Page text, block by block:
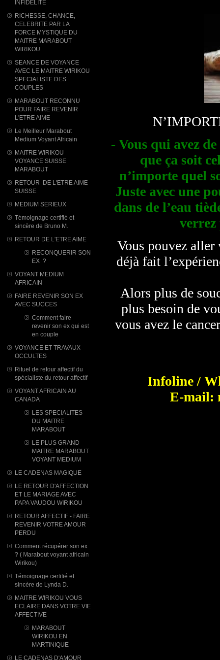
INFIDELITE
RICHESSE, CHANCE,
CELEBRITE PAR LA
FORCE MYSTIQUE DU
MAITRE MARABOUT
WIRIKOU
SEANCE DE VOYANCE
AVEC LE MAITRE WIRIKOU
SPECIALISTE DES
COUPLES
MARABOUT RECONNU
POUR FAIRE REVENIR
L'ETRE AIME
Le Meilleur Marabout
Medium Voyant Africain
MAITRE WIRIKOU
VOYANCE SUISSE
MARABOUT
RETOUR DE L'ETRE AIME
SUISSE
MEDIUM SERIEUX
Témoignage certifié et
sincère de Bruno M.
RETOUR DE L'ETRE AIME
RECONQUERIR SON
EX ?
VOYANT MEDIUM
AFRICAIN
FAIRE REVENIR SON EX
AVEC SUCCES
Comment faire
revenir son ex qui est
en couple
VOYANCE ET TRAVAUX
OCCULTES
Rituel de retour affectif du
spécialiste du retour affectif
VOYANT AFRICAIN AU
CANADA
LES SPECIALITES
DU MAITRE
MARABOUT
LE PLUS GRAND
MAITRE MARABOUT
VOYANT MEDIUM
LE CADENAS MAGIQUE
LE RETOUR D'AFFECTION
ET LE MARIAGE AVEC
PAPA VAUDOU WIRIKOU
RETOUR AFFECTIF - FAIRE
REVENIR VOTRE AMOUR
PERDU
Comment récupérer son ex
? ( Marabout voyant africain
Wirikou)
Témoignage certifié et
sincère de Lynda D.
MAITRE WIRIKOU VOUS
ECLAIRE DANS VOTRE VIE
AFFECTIVE
MARABOUT
WIRIKOU ​EN
MARTINIQUE
LE CADENAS D'AMOUR
- Vous qui avez
que ça soit
n’importe quel
Juste avec une
dans de l’eau
Vous pouvez aller
déjà fait
Alors plus de
plus besoin de
vous avez le
Infoline /
E-mail: